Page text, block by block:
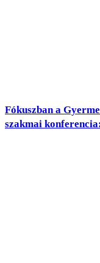
Fókuszban a
szakmai